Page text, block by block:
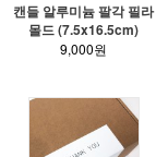
캔들 알루미늄 팔각 필라
몰드 (7.5x16.5cm)
9,000원